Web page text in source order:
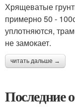
Хрящеватые
примерно 50 -
уплотняются,
не замокает.
читать дальше →
Последние